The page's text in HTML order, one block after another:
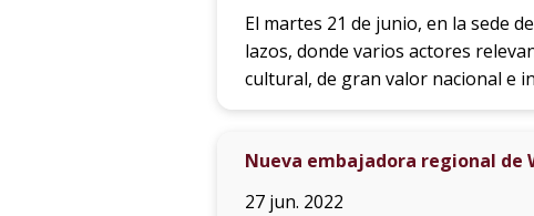
El martes 21 de junio, en la sede
lazos, donde varios actores
cultural, de gran valor nacional e
Nueva embajadora regional de
27 jun. 2022